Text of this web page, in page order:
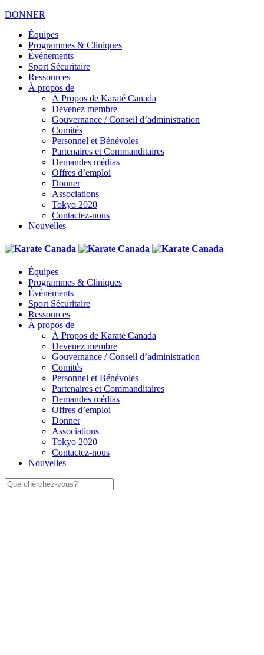
DONNER
Équipes
Programmes & Cliniques
Événements
Sport Sécuritaire
Ressources
À propos de
À Propos de Karaté Canada
Devenez membre
Gouvernance / Conseil d’administration
Comités
Personnel et Bénévoles
Partenaires et Commanditaires
Demandes médias
Offres d’emploi
Donner
Associations
Tokyo 2020
Contactez-nous
Nouvelles
Équipes
Programmes & Cliniques
Événements
Sport Sécuritaire
Ressources
À propos de
À Propos de Karaté Canada
Devenez membre
Gouvernance / Conseil d’administration
Comités
Personnel et Bénévoles
Partenaires et Commanditaires
Demandes médias
Offres d’emploi
Donner
Associations
Tokyo 2020
Contactez-nous
Nouvelles
Rechercher: